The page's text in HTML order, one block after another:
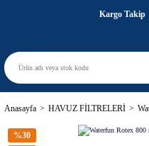
Kargo Takip
Anasayfa HAVUZ FİLTRELERİ
%30